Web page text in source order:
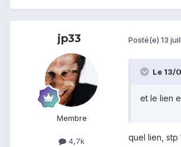
jp33
Membre
4,7k
Posté(e) 13
Le 13/
et le lien
quel lien, stp